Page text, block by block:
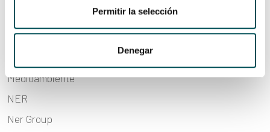
Permitir la selección
Denegar
Internacionalización
Medioambiente
NER
Ner Group